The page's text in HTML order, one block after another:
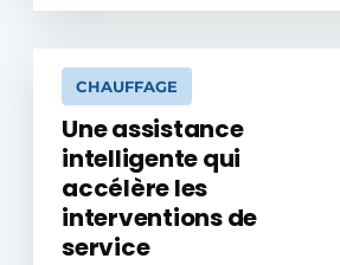
CHAUFFAGE
Une assistance
intelligente qui
accélère les
interventions de
service